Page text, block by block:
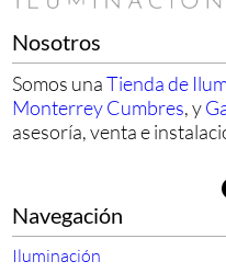
Nosotros
Somos unaTienda de
Monterrey Cumbres, y
asesoría, venta e
Navegación
Iluminación